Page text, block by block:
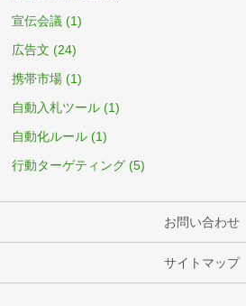
宣伝会議 (1)
広告文 (24)
携帯市場 (1)
自動入札ツール (1)
自動化ルール (1)
行動ターゲティング (5)
お問い合わせ
サイトマップ